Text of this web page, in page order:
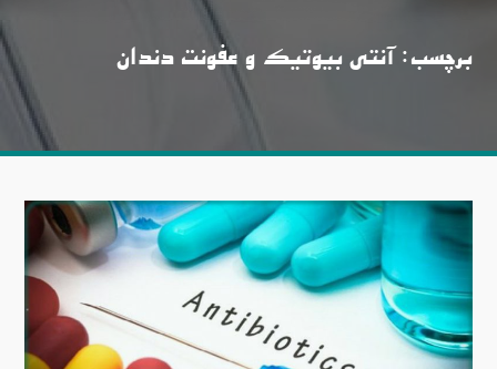
برچسب: آنتی بیوتیک و عفونت دندان